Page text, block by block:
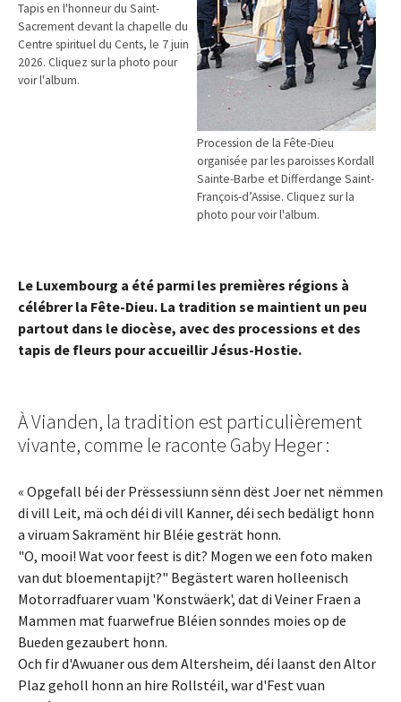
Tapis en l'honneur du Saint-
Sacrement devant la chapelle du
Centre spirituel du Cents, le 7 juin
2026. Cliquez sur la photo pour
voir l'album.
Procession de la Fête-Dieu
organisée par les paroisses Kordall
Sainte-Barbe et Differdange Saint-
François-d’Assise. Cliquez sur la
photo pour voir l'album.
Le Luxembourg a été parmi les premières régions à
célébrer la Fête-Dieu. La tradition se maintient un peu
partout dans le diocèse, avec des processions et des
tapis de fleurs pour accueillir Jésus-Hostie.
À Vianden, la tradition est particulièrement
vivante, comme le raconte Gaby Heger :
« Opgefall béi der Prëssessiunn sënn dëst Joer net nëmmen
di vill Leit, mä och déi di vill Kanner, déi sech bedäligt honn
a viruam Sakramënt hir Bléie gesträt honn.
"O, mooi! Wat voor feest is dit? Mogen we een foto maken
van dut bloementapijt?" Begästert waren holleenisch
Motorradfuarer vuam 'Konstwäerk', dat di Veiner Fraen a
Mammen mat fuarwefrue Bléien sonndes moies op de
Bueden gezaubert honn.
Och fir d'Awuaner ous dem Altersheim, déi laanst den Altor
Plaz geholl honn an hire Rollstéil, war d'Fest vuan